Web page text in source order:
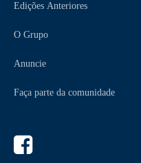
Edições Anteriores
O Grupo
Anuncie
Faça parte da comunidade